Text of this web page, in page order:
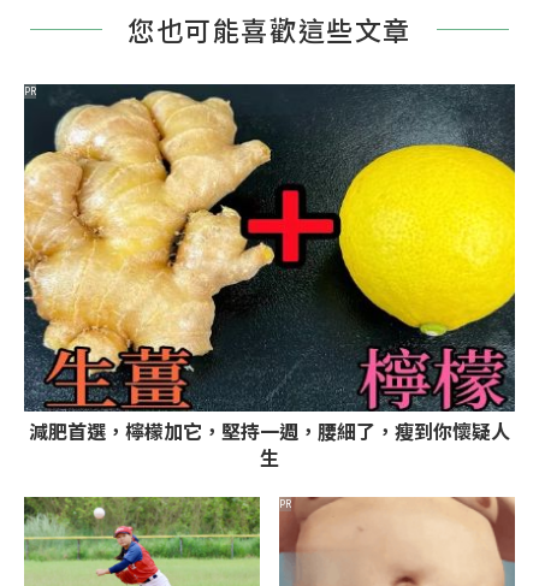
您也可能喜歡這些文章
減肥首選，檸檬加它，堅持一週，腰細了，瘦到你懷疑人
生
PR
PR